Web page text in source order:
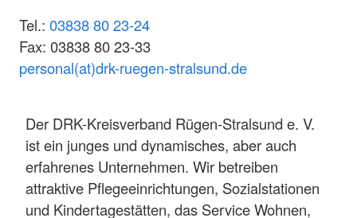
Tel.: 03838 80 23-24
Fax: 03838 80 23-33
personal(at)drk-ruegen-stralsund.de
Der DRK-Kreisverband Rügen-Stralsund e. V.
ist ein junges und dynamisches, aber auch
erfahrenes Unternehmen. Wir betreiben
attraktive Pflegeeinrichtungen, Sozialstationen
und Kindertagestätten, das Service Wohnen,